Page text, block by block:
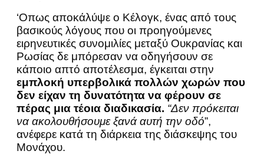
‘Οπως αποκάλύψε ο Κέλογκ, ένας από τους
βασικούς λόγους που οι προηγούμενες
ειρηνευτικές συνομιλίες μεταξύ Ουκρανίας και
Ρωσίας δε μπόρεσαν να οδηγήσουν σε
κάποιο απτό αποτέλεσμα, έγκειται στην
εμπλοκή υπερβολικά πολλών χωρών που
δεν είχαν τη δυνατότητα να φέρουν σε
πέρας μια τέοια διαδικασία. “Δεν πρόκειται
να ακολουθήσουμε ξανά αυτή την οδό”,
ανέφερε κατά τη διάρκεια της διάσκεψης του
Μονάχου.